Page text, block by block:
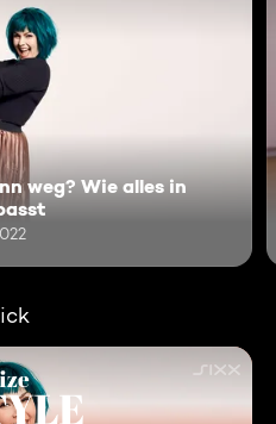
weg? Wie alles in